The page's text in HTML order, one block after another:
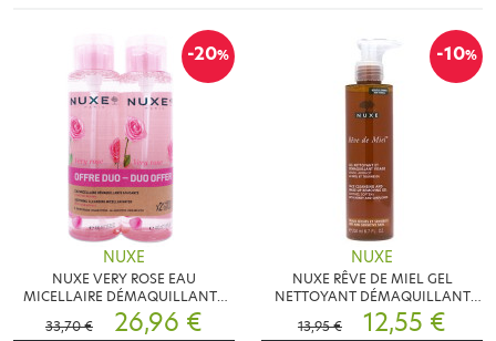
-20%
NUXE
NUXE VERY ROSE EAU
MICELLAIRE DÉMAQUILLANTE
LOT DE 2X400ML
33,70 € 26,96 €
-10%
NUXE
NUXE RÊVE DE MIEL GEL
NETTOYANT DÉMAQUILLANT
200 ML
13,95 € 12,55 €